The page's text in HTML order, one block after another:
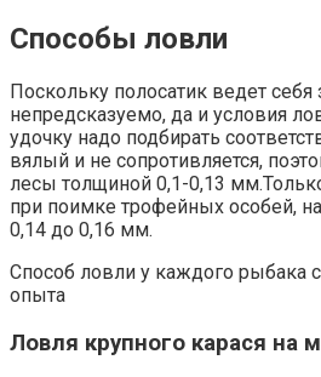
Способы ловли
Поскольку полосатик ведет себя
непредсказуемо, да и условия
удочку надо подбирать
вялый и не сопротивляется,
лесы толщиной 0,1-0,13
при поимке трофейных особей,
0,14 до 0,16 мм.
Способ ловли у каждого рыбака
опыта
Ловля крупного карася на